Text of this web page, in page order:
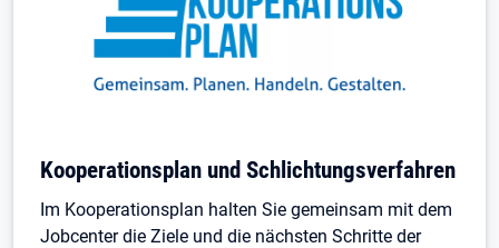
Kooperationsplan und Schlichtungsverfahren
Im Kooperationsplan halten Sie gemeinsam mit dem
Jobcenter die Ziele und die nächsten Schritte der